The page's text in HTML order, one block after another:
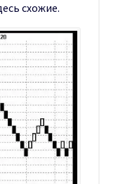
схожие.